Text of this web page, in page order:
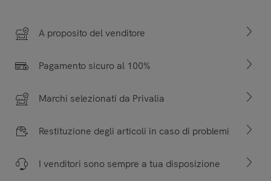
A proposito del venditore
Pagamento sicuro al 100%
Marchi selezionati da Privalia
Restituzione degli articoli in caso di problemi
I venditori sono sempre a tua disposizione